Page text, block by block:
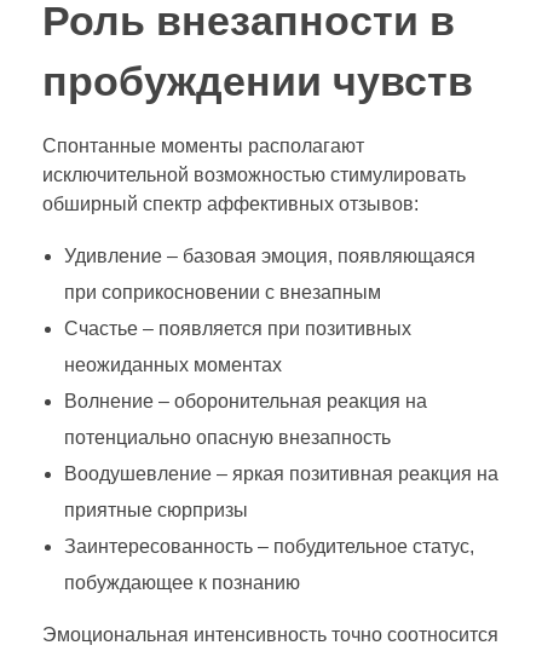
Роль внезапности в
пробуждении чувств
Спонтанные моменты располагают
исключительной возможностью стимулировать
обширный спектр аффективных отзывов:
Удивление – базовая эмоция, появляющаяся
при соприкосновении с внезапным
Счастье – появляется при позитивных
неожиданных моментах
Волнение – оборонительная реакция на
потенциально опасную внезапность
Воодушевление – яркая позитивная реакция на
приятные сюрпризы
Заинтересованность – побудительное статус,
побуждающее к познанию
Эмоциональная интенсивность точно соотносится